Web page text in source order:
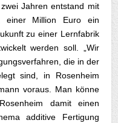
Jahren entstand mit
einer Million Euro ein
zu einer Lernfabrik
werden soll. „Wir
die in der
sind, in Rosenheim
voraus. Man könne
damit einen
additive Fertigung